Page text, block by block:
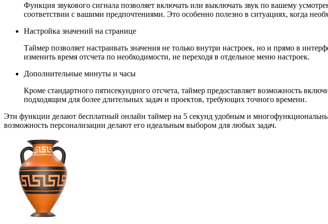
Функция звукового сигнала позволяет включать или выключать звук по вашему
соответствии с вашими предпочтениями. Это особенно полезно в ситуациях, когда
Настройка значений на странице
Таймер позволяет настраивать значения не только внутри настроек, но и прямо в
изменить время отсчета по необходимости, не переходя в отдельное меню настроек.
Дополнительные минуты и часы
Кроме стандартного пятисекундного отсчета, таймер предоставляет возможность
подходящим для более длительных задач и проектов, требующих точного времени.
Эти функции делают бесплатный онлайн таймер на 5 секунд удобным и
возможность персонализации делают его идеальным выбором для любых задач.